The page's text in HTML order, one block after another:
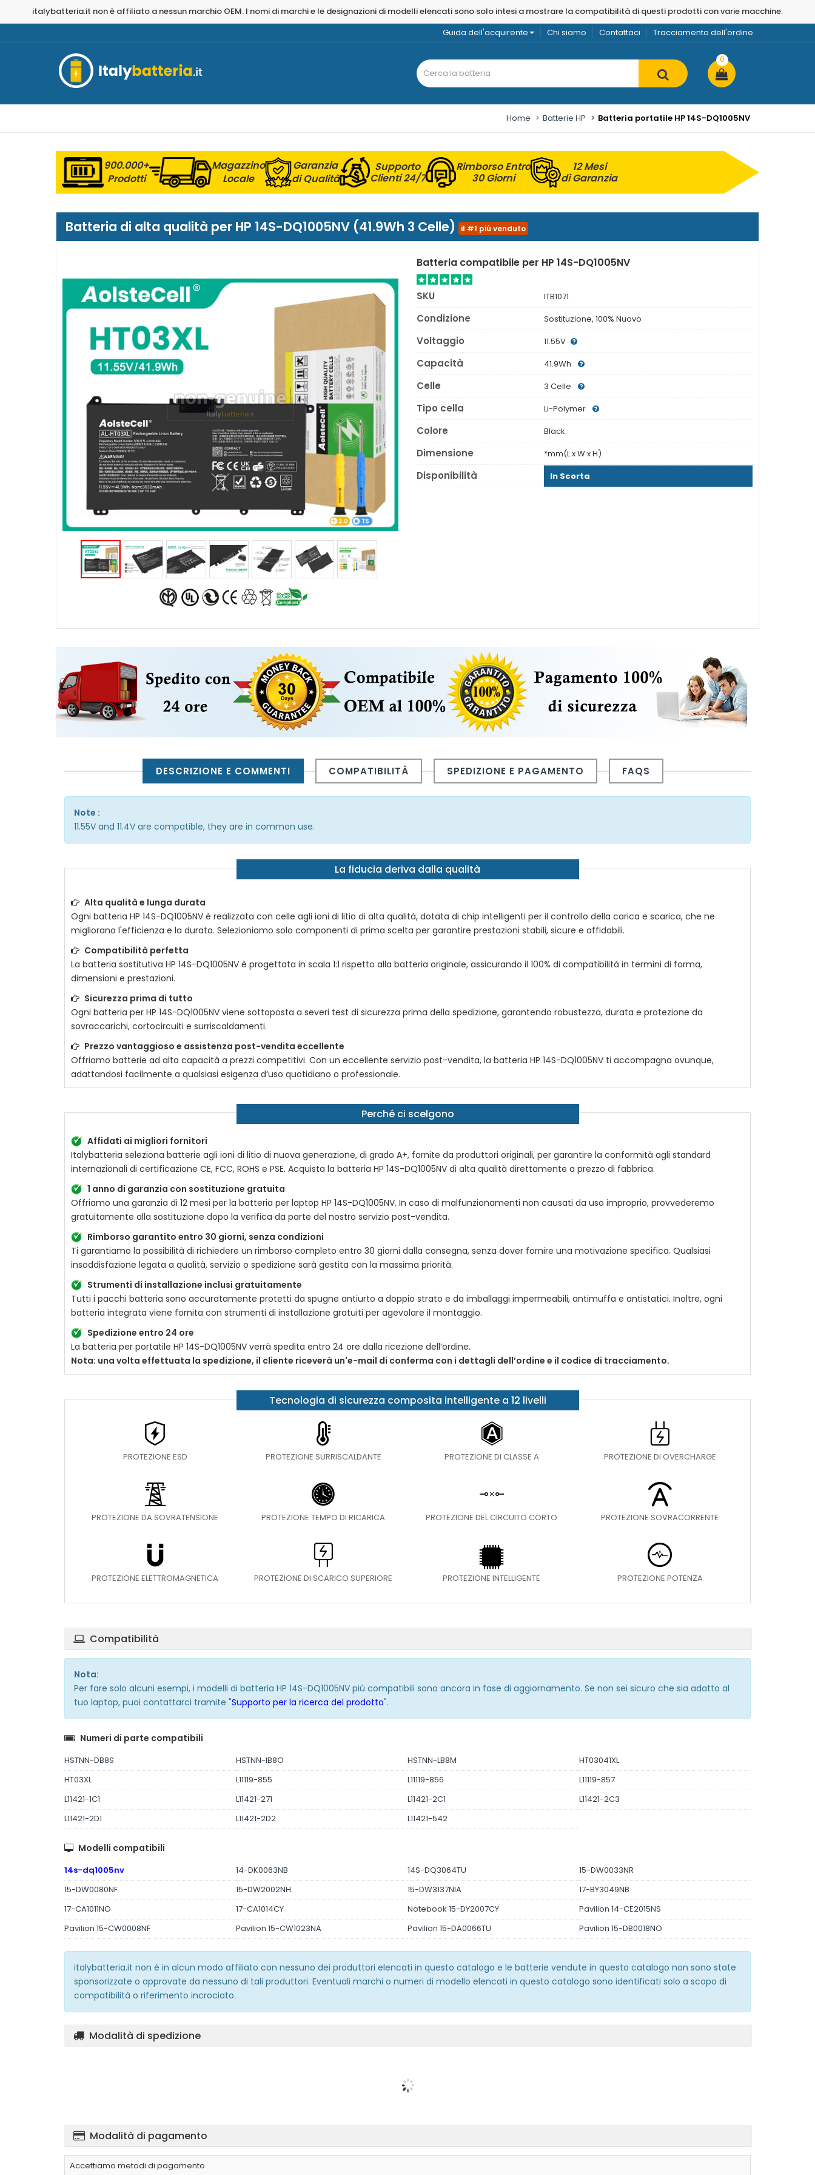
italybatteria.it non è affiliato a nessun marchio OEM. I nomi di marchi e le designazioni di modelli elencati sono solo intesi a mostrare la compatibilità di questi prodotti con varie macchine.
Tracciamento dell'ordine
Contattaci
Chi siamo
Guida dell'acquirente
0
Home Batterie HP Batteria portatile HP 14S-DQ1005NV
900.000+
Prodotti
Magazzino
Locale
Garanzia
di Qualità
Supporto
Clienti 24/7
Rimborso Entro
30 Giorni
12 Mesi
di Garanzia
Batteria di alta qualità per HP 14S-DQ1005NV (41.9Wh 3 Celle) il #1 più venduto
Batteria compatibile per HP 14S-DQ1005NV
SKU ITB1071
Condizione Sostituzione, 100% Nuovo
Voltaggio 11.55V
Capacità 41.9Wh
Celle 3 Celle
Tipo cella Li-Polymer
Colore Black
Dimensione *mm(L x W x H)
Disponibilità In Scorta
DESCRIZIONE E COMMENTI COMPATIBILITÀ SPEDIZIONE E PAGAMENTO FAQS
Note :
11.55V and 11.4V are compatible, they are in common use.
La fiducia deriva dalla qualità
Alta qualità e lunga durata
Ogni batteria HP 14S-DQ1005NV è realizzata con celle agli ioni di litio di alta qualità, dotata di chip intelligenti per il controllo della carica e scarica, che ne
migliorano l'efficienza e la durata. Selezioniamo solo componenti di prima scelta per garantire prestazioni stabili, sicure e affidabili.
Compatibilità perfetta
La batteria sostitutiva HP 14S-DQ1005NV è progettata in scala 1:1 rispetto alla batteria originale, assicurando il 100% di compatibilità in termini di forma,
dimensioni e prestazioni.
Sicurezza prima di tutto
Ogni batteria per HP 14S-DQ1005NV viene sottoposta a severi test di sicurezza prima della spedizione, garantendo robustezza, durata e protezione da
sovraccarichi, cortocircuiti e surriscaldamenti.
Prezzo vantaggioso e assistenza post-vendita eccellente
Offriamo batterie ad alta capacità a prezzi competitivi. Con un eccellente servizio post-vendita, la batteria HP 14S-DQ1005NV ti accompagna ovunque,
adattandosi facilmente a qualsiasi esigenza d’uso quotidiano o professionale.
Perché ci scelgono
Affidati ai migliori fornitori
Italybatteria seleziona batterie agli ioni di litio di nuova generazione, di grado A+, fornite da produttori originali, per garantire la conformità agli standard
internazionali di certificazione CE, FCC, ROHS e PSE. Acquista la batteria HP 14S-DQ1005NV di alta qualità direttamente a prezzo di fabbrica.
1 anno di garanzia con sostituzione gratuita
Offriamo una garanzia di 12 mesi per la batteria per laptop HP 14S-DQ1005NV. In caso di malfunzionamenti non causati da uso improprio, provvederemo
gratuitamente alla sostituzione dopo la verifica da parte del nostro servizio post-vendita.
Rimborso garantito entro 30 giorni, senza condizioni
Ti garantiamo la possibilità di richiedere un rimborso completo entro 30 giorni dalla consegna, senza dover fornire una motivazione specifica. Qualsiasi
insoddisfazione legata a qualità, servizio o spedizione sarà gestita con la massima priorità.
Strumenti di installazione inclusi gratuitamente
Tutti i pacchi batteria sono accuratamente protetti da spugne antiurto a doppio strato e da imballaggi impermeabili, antimuffa e antistatici. Inoltre, ogni
batteria integrata viene fornita con strumenti di installazione gratuiti per agevolare il montaggio.
Spedizione entro 24 ore
La batteria per portatile HP 14S-DQ1005NV verrà spedita entro 24 ore dalla ricezione dell’ordine.
Nota: una volta effettuata la spedizione, il cliente riceverà un'e-mail di conferma con i dettagli dell’ordine e il codice di tracciamento.
Tecnologia di sicurezza composita intelligente a 12 livelli
PROTEZIONE ESD PROTEZIONE SURRISCALDANTE PROTEZIONE DI CLASSE A PROTEZIONE DI OVERCHARGE
PROTEZIONE DA SOVRATENSIONE PROTEZIONE TEMPO DI RICARICA PROTEZIONE DEL CIRCUITO CORTO PROTEZIONE SOVRACORRENTE
PROTEZIONE ELETTROMAGNETICA PROTEZIONE DI SCARICO SUPERIORE PROTEZIONE INTELLIGENTE PROTEZIONE POTENZA
Compatibilità
Nota:
Per fare solo alcuni esempi, i modelli di batteria HP 14S-DQ1005NV più compatibili sono ancora in fase di aggiornamento. Se non sei sicuro che sia adatto al
tuo laptop, puoi contattarci tramite "Supporto per la ricerca del prodotto".
Numeri di parte compatibili
HSTNN-DB8S HSTNN-IB8O HSTNN-LB8M
HT03041XL
HT03XL
L11119-855 L11119-856
L11119-857
L11421-1C1
L11421-271 L11421-2C1
L11421-2C3
L11421-2D1
L11421-2D2 L11421-542
Modelli compatibili
14s-dq1005nv 14-DK0063NB 14S-DQ3064TU
15-DW0033NR
15-DW0080NF
15-DW2002NH 15-DW3137NIA
17-BY3049NB
17-CA1011NO
17-CA1014CY Notebook 15-DY2007CY
Pavilion 14-CE2015NS
Pavilion 15-CW0008NF
Pavilion 15-CW1023NA Pavilion 15-DA0066TU Pavilion 15-DB0018NO
italybatteria.it non è in alcun modo affiliato con nessuno dei produttori elencati in questo catalogo e le batterie vendute in questo catalogo non sono state
sponsorizzate o approvate da nessuno di tali produttori. Eventuali marchi o numeri di modello elencati in questo catalogo sono identificati solo a scopo di
compatibilità o riferimento incrociato.
Modalità di spedizione
Modalità di pagamento
Accettiamo metodi di pagamento